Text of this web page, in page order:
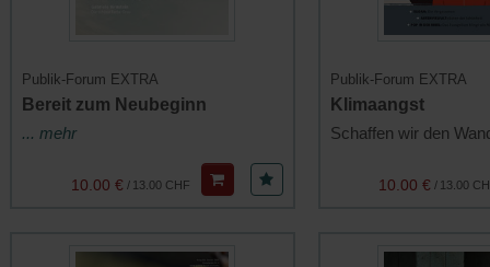
Publik-Forum EXTRA
Bereit zum Neubeginn
... mehr
13.00 CHF
/
10.00 €
Publik-Forum EXTRA
Klimaangst
Schaffen wir den
13.00
/
10.00 €